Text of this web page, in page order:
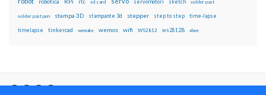
robotica rtc sd card servomotori sketch solder past
solder past pen stampa 3D stampante 3d stepper step to step time-lapse
timelapse tinkercad wemake wemos wifi WS2812 ws2812B xbee